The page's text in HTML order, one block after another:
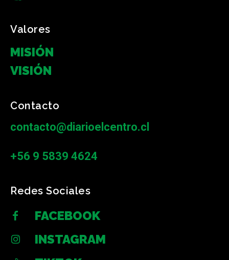
Valores
MISIÓN
VISIÓN
Contacto
contacto@diarioelcentro.cl
+56 9 5839 4624
Redes Sociales
FACEBOOK
INSTAGRAM